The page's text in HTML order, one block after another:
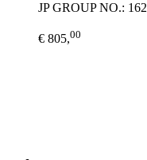
JP GROUP NO.:
€ 805,00